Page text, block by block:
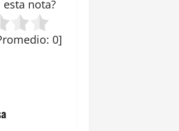
esta nota?
: 0]